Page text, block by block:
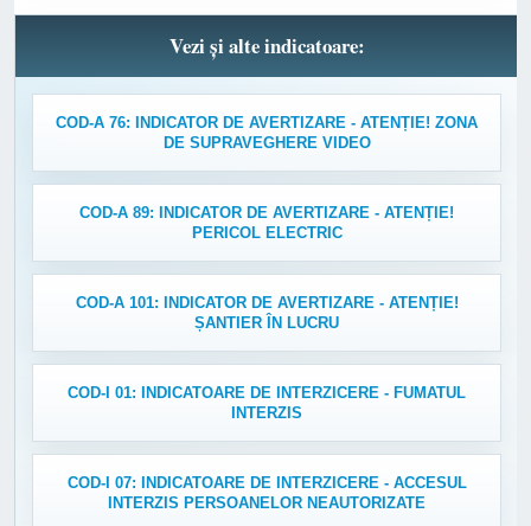
Vezi și alte indicatoare:
COD-A 76: INDICATOR DE AVERTIZARE - ATENȚIE! ZONA
DE SUPRAVEGHERE VIDEO
COD-A 89: INDICATOR DE AVERTIZARE - ATENȚIE!
PERICOL ELECTRIC
COD-A 101: INDICATOR DE AVERTIZARE - ATENȚIE!
ȘANTIER ÎN LUCRU
COD-I 01: INDICATOARE DE INTERZICERE - FUMATUL
INTERZIS
COD-I 07: INDICATOARE DE INTERZICERE - ACCESUL
INTERZIS PERSOANELOR NEAUTORIZATE